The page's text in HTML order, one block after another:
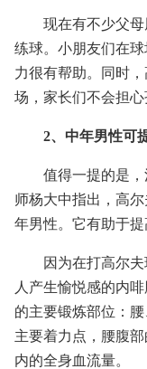
现在有不少父
练球。小朋友们在
力很有帮助。同时
场，家长们不会担心
2、中年男性可
值得一提的是
师杨大中指出，高
年男性。它有助于提
因为在打高尔
人产生愉悦感的内
的主要锻炼部位：
主要着力点，腰腹
内的全身血流量。